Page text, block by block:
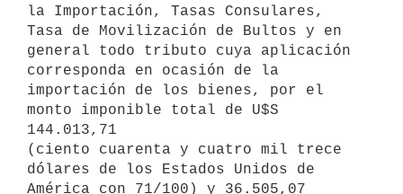
la Importación, Tasas Consulares,
Tasa de Movilización de Bultos y en
general todo tributo cuya aplicación
corresponda en ocasión de la
importación de los bienes, por el
monto imponible total de U$S
144.013,71
(ciento cuarenta y cuatro mil trece
dólares de los Estados Unidos de
América con 71/100) y 36.505,07